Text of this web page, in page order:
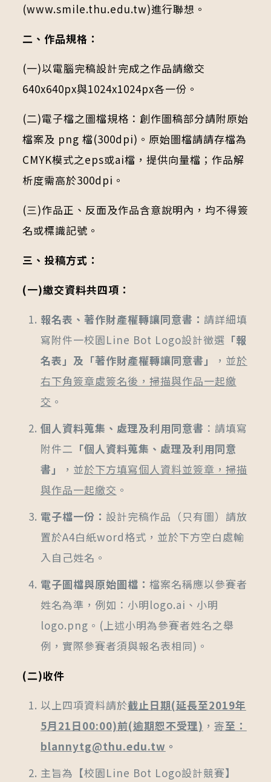
(www.smile.thu.edu.tw)進行聯想。
二、作品規格：
(一)以電腦完稿設計完成之作品請繳交
640x640px與1024x1024px各一份。
(二)電子檔之圖檔規格：創作圖稿部分請附原始
檔案及 png 檔(300dpi)。原始圖檔請請存檔為
CMYK模式之eps或ai檔，提供向量檔；作品解
析度需高於300dpi。
(三)作品正、反面及作品含意說明內，均不得簽
名或標識記號。
三、投稿方式：
(一)繳交資料共四項：
報名表、著作財產權轉讓同意書 ： 請詳細填
寫附件一校園Line Bot Logo設計徵選 「報
名表」及「著作財產權轉讓同意書」
，並於
右下角簽章處簽名後，掃描與作品一起繳
交 。
個人資料蒐集、處理及利用同意書 ：請填寫
附件二 「個人資料蒐集、處理及利用同意
書」
，並於下方填寫個人資料並簽章，掃描
與作品一起繳交 。
電子檔一份 ： 設計完稿作品（只有圖）請放
置於A4白紙word格式，並於下方空白處輸
入自己姓名。
電子圖檔與原始圖檔 ： 檔案名稱應以參賽者
姓名為準，例如：小明logo.ai、小明
logo.png。(上述小明為參賽者姓名之舉
例，實際參賽者須與報名表相同)。
(二)收件
以上四項資料請於截止日期(延長至2019年
5月21日00:00)前(逾期恕不受理) ， 寄至：
blannytg@thu.edu.tw 。
主旨為【校園Line Bot Logo設計競賽】